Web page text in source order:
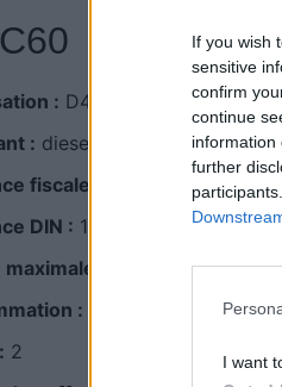
If you wish
sensitive
confirm
continue
information
further
I want
: D4
: diesel
fiscale :
DIN : 181 ch
:
203 km/h
:
2